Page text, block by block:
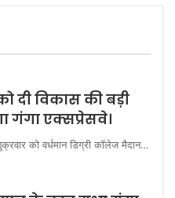
दी विकास की बड़ी
गंगा एक्सप्रेसवे।
को वर्धमान डिग्री कॉलेज मैदान…